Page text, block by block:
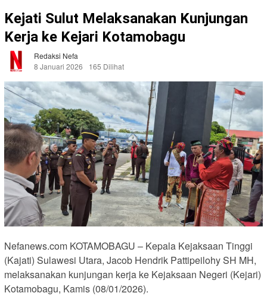
Kejati Sulut Melaksanakan Kunjungan
Kerja ke Kejari Kotamobagu
Redaksi Nefa
8 Januari 2026
165 Dilihat
Nefanews.com KOTAMOBAGU – Kepala Kejaksaan Tinggi
(Kajati) Sulawesi Utara, Jacob Hendrik Pattipeilohy SH MH,
melaksanakan kunjungan kerja ke Kejaksaan Negeri (Kejari)
Kotamobagu, Kamis (08/01/2026).